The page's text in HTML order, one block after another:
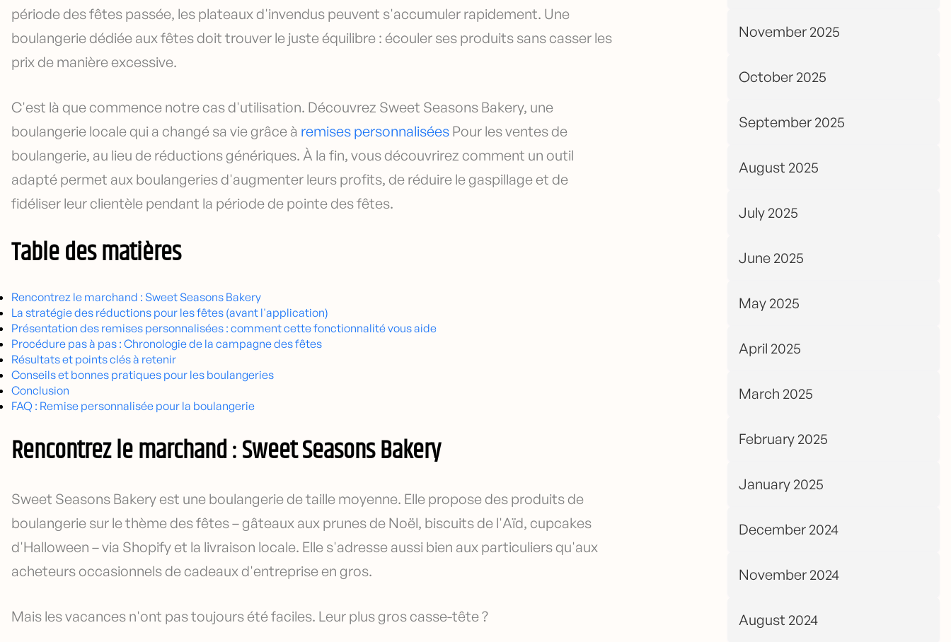
November 2025
October 2025
September 2025
August 2025
July 2025
June 2025
May 2025
April 2025
March 2025
February 2025
January 2025
December 2024
November 2024
August 2024
période des fêtes passée, les plateaux d'invendus peuvent s'accumuler rapidement. Une
boulangerie dédiée aux fêtes doit trouver le juste équilibre : écouler ses produits sans casser les
prix de manière excessive.
C'est là que commence notre cas d'utilisation. Découvrez Sweet Seasons Bakery, une
boulangerie locale qui a changé sa vie grâce à remises personnalisées Pour les ventes de
boulangerie, au lieu de réductions génériques. À la fin, vous découvrirez comment un outil
adapté permet aux boulangeries d'augmenter leurs profits, de réduire le gaspillage et de
fidéliser leur clientèle pendant la période de pointe des fêtes.
Table des matières
Rencontrez le marchand : Sweet Seasons Bakery
La stratégie des réductions pour les fêtes (avant l'application)
Présentation des remises personnalisées : comment cette fonctionnalité vous aide
Procédure pas à pas : Chronologie de la campagne des fêtes
Résultats et points clés à retenir
Conseils et bonnes pratiques pour les boulangeries
Conclusion
FAQ : Remise personnalisée pour la boulangerie
Rencontrez le marchand : Sweet Seasons Bakery
Sweet Seasons Bakery est une boulangerie de taille moyenne. Elle propose des produits de
boulangerie sur le thème des fêtes – gâteaux aux prunes de Noël, biscuits de l'Aïd, cupcakes
d'Halloween – via Shopify et la livraison locale. Elle s'adresse aussi bien aux particuliers qu'aux
acheteurs occasionnels de cadeaux d'entreprise en gros.
Mais les vacances n'ont pas toujours été faciles. Leur plus gros casse-tête ?